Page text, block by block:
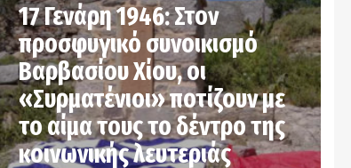
17 Γενάρη 1946: Στον
προσφυγικό συνοικισμό
Βαρβασίου Χίου, οι
«Συρματένιοι» ποτίζουν με
το αίμα τους το δέντρο της
κοινωνικής λευτεριάς